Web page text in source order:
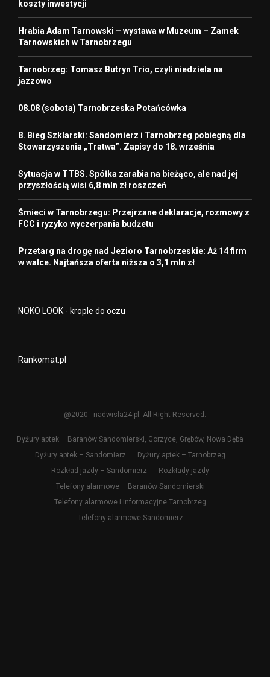
koszty inwestycji
Hrabia Adam Tarnowski – wystawa w Muzeum – Zamek
Tarnowskich w Tarnobrzegu
Tarnobrzeg: Tomasz Butryn Trio, czyli niedziela na
jazzowo
08.08 (sobota) Tarnobrzeska Potańcówka
8. Bieg Szklarski: Sandomierz i Tarnobrzeg pobiegną dla
Stowarzyszenia „Tratwa”. Zapisy do 18. września
Sytuacja w TTBS. Spółka zarabia na bieżąco, ale nad jej
przyszłością wisi 6,8 mln zł roszczeń
Śmieci w Tarnobrzegu: Przejrzane deklaracje, rozmowy z
FCC i ryzyko wyczerpania budżetu
Przetarg na drogę nad Jezioro Tarnobrzeskie: Aż 14 firm
w walce. Najtańsza oferta niższa o 3,1 mln zł
NOKO LOOK - krople do oczu
Rankomat.pl
@2020 - nadwisla24.pl. All Right Reserved.
Dyżury aptek – Baranów Sandomierski, Gorzyce, Grębów, Nowa Dęba
Dyżury aptek – Sandomierz
Dyżury aptek – Tarnobrzeg
Rozkład jazdy – Sandomierz
Rozkłady jazdy
Telefony alarmowe – Baranów Sandomierski
Telefony alarmowe i informacyjne Tarnobrzeg
Telefony alarmowe Sandomierz